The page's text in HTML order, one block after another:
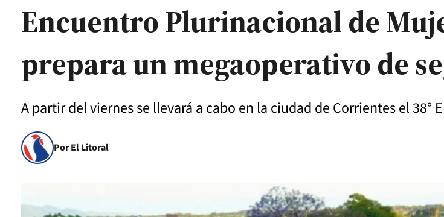
Encuentro Plurinacional de
prepara un megaoperativo de
A partir del viernes se llevará a cabo en la ciudad de Corrientes el
Por El Litoral